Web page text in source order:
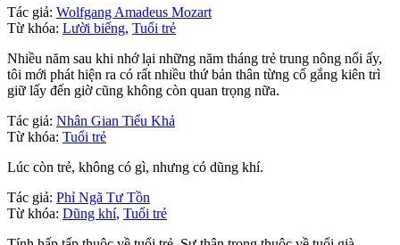
Tác giả: Wolfgang Amadeus Mozart
Từ khóa: Lười biếng, Tuổi trẻ
Nhiều năm sau khi nhớ lại những năm tháng trẻ trung nông nổi ấy,
tôi mới phát hiện ra có rất nhiều thứ bản thân từng cố gắng kiên trì
giữ lấy đến giờ cũng không còn quan trọng nữa.
Tác giả: Nhân Gian Tiểu Khả
Từ khóa: Tuổi trẻ
Lúc còn trẻ, không có gì, nhưng có dũng khí.
Tác giả: Phỉ Ngã Tư Tồn
Từ khóa: Dũng khí, Tuổi trẻ